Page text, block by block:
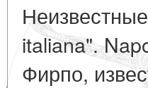
italiana".
Фирпо,